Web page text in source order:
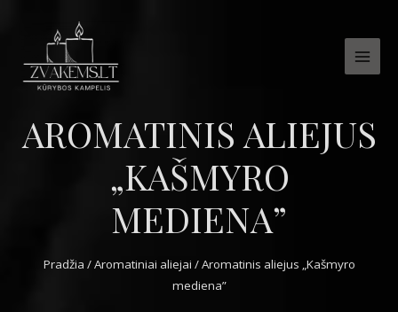
AROMATINIS ALIEJUS
„KAŠMYRO
MEDIENA”
Pradžia /Aromatiniai aliejai / Aromatinis aliejus „Kašmyro
mediena”